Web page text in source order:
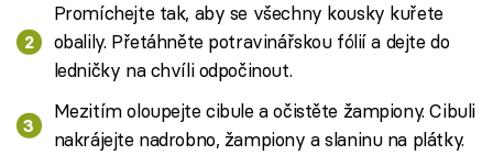
Promíchejte tak, aby se všechny kousky kuřete
obalily. Přetáhněte potravinářskou fólií a dejte do
ledničky na chvíli odpočinout.
Mezitím oloupejte cibule a očistěte žampiony. Cibuli
nakrájejte nadrobno, žampiony a slaninu na plátky.